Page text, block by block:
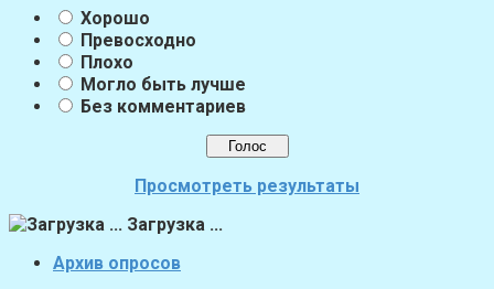
Хорошо
Превосходно
Плохо
Могло быть лучше
Без комментариев
Просмотреть результаты
Загрузка ...
Архив опросов